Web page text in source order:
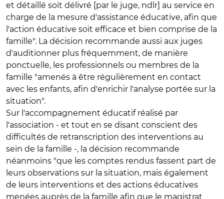
et détaillé soit délivré [par le juge, ndlr] au service en
charge de la mesure d'assistance éducative, afin que
l'action éducative soit efficace et bien comprise de la
famille". La décision recommande aussi aux juges
d'auditionner plus fréquemment, de manière
ponctuelle, les professionnels ou membres de la
famille "amenés à être régulièrement en contact
avec les enfants, afin d'enrichir l'analyse portée sur la
situation".
Sur l'accompagnement éducatif réalisé par
l'association - et tout en se disant conscient des
difficultés de retranscription des interventions au
sein de la famille -, la décision recommande
néanmoins "que les comptes rendus fassent part de
leurs observations sur la situation, mais également
de leurs interventions et des actions éducatives
menées auprès de la famille afin que le magistrat